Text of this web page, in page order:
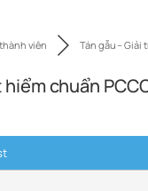
viên Tán gẫu – Giải
chuẩn